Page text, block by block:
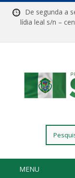
De segunda
lídia leal s/n –
por:
MENU